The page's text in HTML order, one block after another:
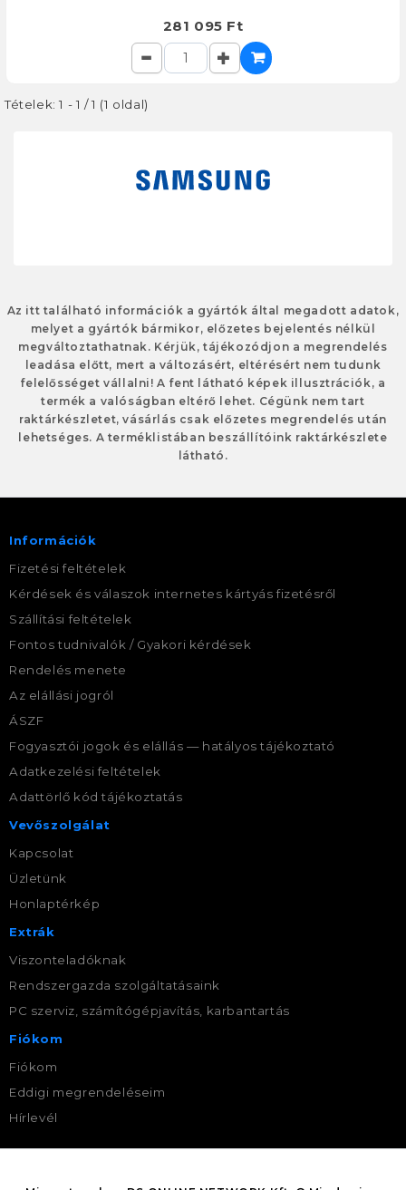
281 095 Ft
Tételek: 1 - 1 / 1 (1 oldal)
Az itt található információk a gyártók által megadott adatok,
melyet a gyártók bármikor, előzetes bejelentés nélkül
megváltoztathatnak. Kérjük, tájékozódjon a megrendelés
leadása előtt, mert a változásért, eltérésért nem tudunk
felelősséget vállalni! A fent látható képek illusztrációk, a
termék a valóságban eltérő lehet. Cégünk nem tart
raktárkészletet, vásárlás csak előzetes megrendelés után
lehetséges. A terméklistában beszállítóink raktárkészlete
látható.
Információk
Fizetési feltételek
Kérdések és válaszok internetes kártyás fizetésről
Szállítási feltételek
Fontos tudnivalók / Gyakori kérdések
Rendelés menete
Az elállási jogról
ÁSZF
Fogyasztói jogok és elállás — hatályos tájékoztató
Adatkezelési feltételek
Adattörlő kód tájékoztatás
Vevőszolgálat
Kapcsolat
Üzletünk
Honlaptérkép
Extrák
Viszonteladóknak
Rendszergazda szolgáltatásaink
PC szerviz, számítógépjavítás, karbantartás
Fiókom
Fiókom
Eddigi megrendeléseim
Hírlevél